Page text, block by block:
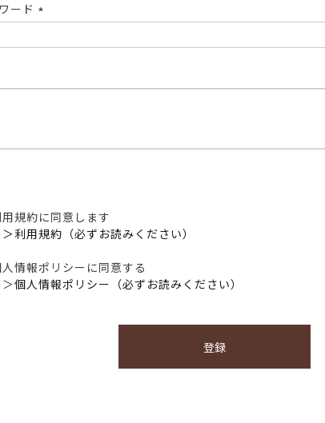
ード
須)
用規約に同意します
利用規約（必ずお読みください）
情報ポリシーに同意する
個人情報ポリシー（必ずお読みください）
登録